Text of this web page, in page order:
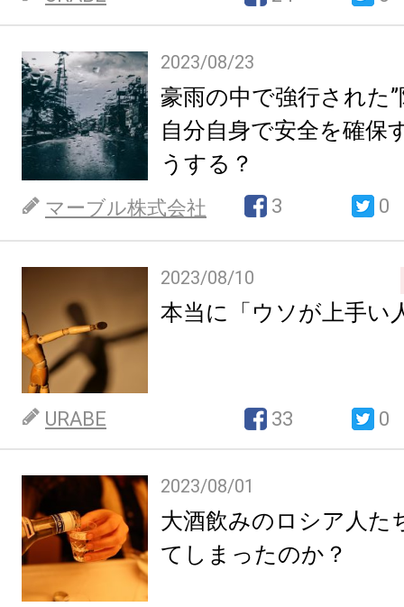
2023/08/23
豪雨の中で強行された
自分自身で安全を確保
うする？
マーブル株式会社 3 0
2023/08/10
本当に「ウソが上手い
URABE 33 0
2023/08/01
大酒飲みのロシア人た
てしまったのか？